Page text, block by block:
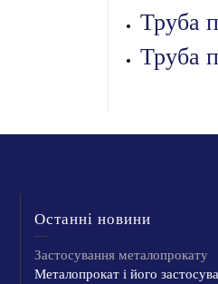
Труба
Труба
Останні новини
Застосування металопрокату
Металопрокат і його